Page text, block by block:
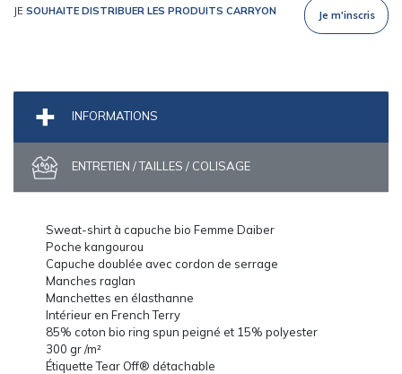
JE SOUHAITE DISTRIBUER LES PRODUITS CARRYON Je m'inscris
INFORMATIONS
ENTRETIEN / TAILLES / COLISAGE
Sweat-shirt à capuche bio Femme Daiber
Poche kangourou
Capuche doublée avec cordon de serrage
Manches raglan
Manchettes en élasthanne
Intérieur en French Terry
85% coton bio ring spun peigné et 15% polyester
300 gr /m²
Étiquette Tear Off® détachable